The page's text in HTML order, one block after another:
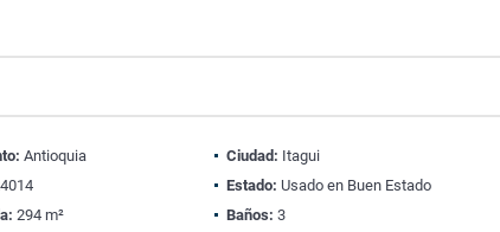
Antioquia Ciudad: Itagui
Estado: Usado en Buen Estado
294 m² Baños: 3